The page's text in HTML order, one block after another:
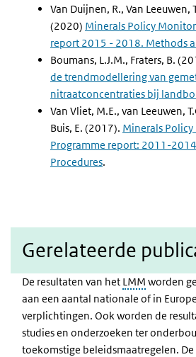
Van Duijnen, R., Van Leeuwen,
(2020) Minerals Policy
report 2015 - 2018. Methods
Boumans, L.J.M., Fraters, B.
de trendmodellering van
nitraatconcentraties bij
Van Vliet, M.E., van Leeuwen,
Buis, E. (2017). Minerals
Programme report: 2011-
Procedures.
Gerelateerde
De resultaten van het LMM worden
aan een aantal nationale of in
verplichtingen. Ook worden de
studies en onderzoeken ter
toekomstige beleidsmaatregelen.